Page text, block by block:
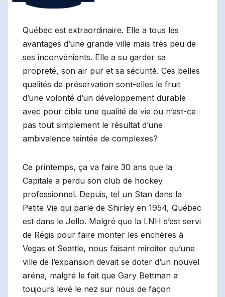
Québec est extraordinaire. Elle a tous les
avantages d’une grande ville mais très peu de
ses inconvénients. Elle a su garder sa
propreté, son air pur et sa sécurité. Ces belles
qualités de préservation sont-elles le fruit
d’une volonté d’un développement durable
avec pour cible une qualité de vie ou n’est-ce
pas tout simplement le résultat d’une
ambivalence teintée de complexes?
Ce printemps, ça va faire 30 ans que la
Capitale a perdu son club de hockey
professionnel. Depuis, tel un Stan dans la
Petite Vie qui parle de Shirley en 1954, Québec
est dans le Jello. Malgré que la LNH s’est servi
de Régis pour faire monter les enchères à
Vegas et Seattle, nous faisant miroiter qu’une
ville de l’expansion devait se doter d’un nouvel
aréna, malgré le fait que Gary Bettman a
toujours levé le nez sur nous de façon